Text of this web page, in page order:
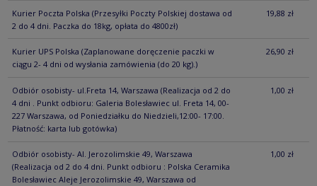
Kurier Poczta Polska (Przesyłki Poczty Polskiej dostawa od
2 do 4 dni. Paczka do 18kg, opłata do 4800zł)
19,88 zł
Kurier UPS Polska (Zaplanowane doręczenie paczki w
ciągu 2- 4 dni od wysłania zamówienia (do 20 kg).)
26,90 zł
Odbiór osobisty- ul.Freta 14, Warszawa (Realizacja od 2 do
4 dni . Punkt odbioru: Galeria Bolesławiec ul. Freta 14, 00-
227 Warszawa, od Poniedziałku do Niedzieli,12:00- 17:00.
Płatność: karta lub gotówka)
1,00 zł
Odbiór osobisty- Al. Jerozolimskie 49, Warszawa
(Realizacja od 2 do 4 dni. Punkt odbioru : Polska Ceramika
Bolesławiec Aleje Jerozolimskie 49, Warszawa od
1,00 zł